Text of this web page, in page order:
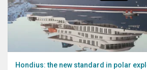
Hondius: the new standard in polar